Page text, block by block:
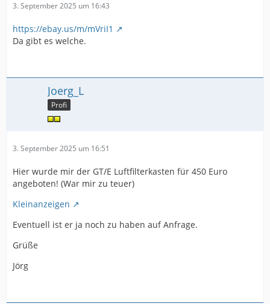
3. September 2025 um 16:43
https://ebay.us/m/mVriI1
Da gibt es welche.
Joerg_L
Profi
3. September 2025 um 16:51
Hier wurde mir der GT/E Luftfilterkasten für 450 Euro
angeboten! (War mir zu teuer)
Kleinanzeigen
Eventuell ist er ja noch zu haben auf Anfrage.
Grüße
Jörg